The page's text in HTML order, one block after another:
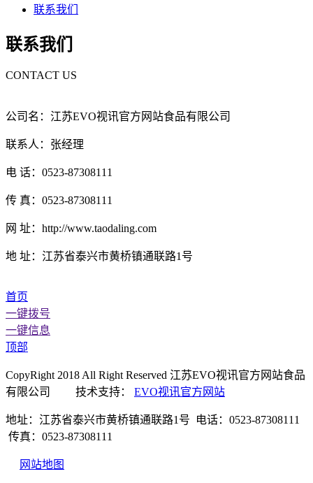
联系我们
联系我们
CONTACT US
公司名：江苏EVO视讯官方网站食品有限公司
联系人：张经理
电 话：0523-87308111
传 真：0523-87308111
网 址：http://www.taodaling.com
地 址：江苏省泰兴市黄桥镇通联路1号
首页
一键拨号
一键信息
顶部
CopyRight 2018 All Right Reserved 江苏EVO视讯官方网站食品
有限公司 技术支持： EVO视讯官方网站
地址：江苏省泰兴市黄桥镇通联路1号 电话：0523-87308111
传真：0523-87308111
网站地图